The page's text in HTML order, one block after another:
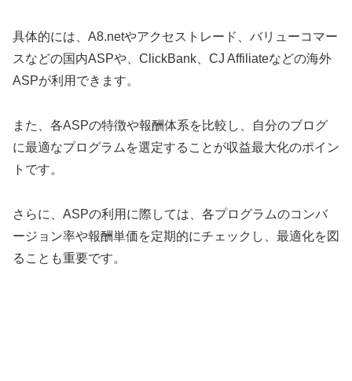
具体的には、A8.netやアクセストレード、バリューコマー
スなどの国内ASPや、ClickBank、CJ Affiliateなどの海外
ASPが利用できます。
また、各ASPの特徴や報酬体系を比較し、自分のブログ
に最適なプログラムを選定することが収益最大化のポイン
トです。
さらに、ASPの利用に際しては、各プログラムのコンバ
ージョン率や報酬単価を定期的にチェックし、最適化を図
ることも重要です。